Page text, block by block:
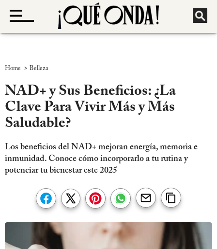
Home > Belleza
NAD+ y Sus Beneficios: ¿La
Clave Para Vivir Más y Más
Saludable?
Los beneficios del NAD+ mejoran energía, memoria e
inmunidad. Conoce cómo incorporarlo a tu rutina y
potenciar tu bienestar este 2025